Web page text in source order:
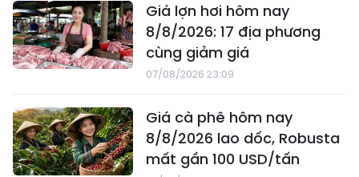
Giá lợn hơi hôm nay
8/8/2026: 17 địa phương
cùng giảm giá
07/08/2026 23:09
Giá cà phê hôm nay
8/8/2026 lao dốc, Robusta
mất gần 100 USD/tấn